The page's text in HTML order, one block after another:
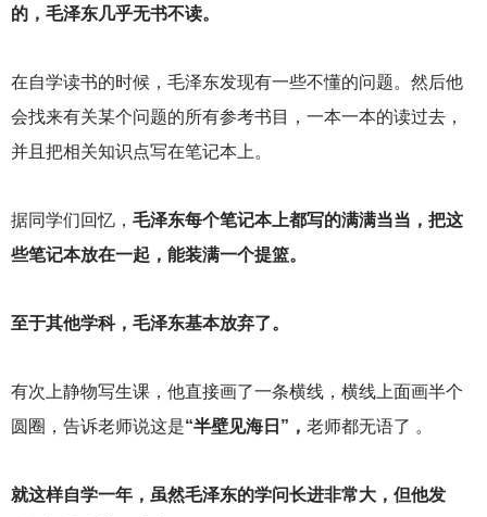
的，毛泽东几乎无书不读。
在自学读书的时候，毛泽东发现有一些不懂的问题。然后他
会找来有关某个问题的所有参考书目，一本一本的读过去，
并且把相关知识点写在笔记本上。
据同学们回忆， 毛泽东每个笔记本上都写的满满当当，把这
些笔记本放在一起，能装满一个提篮。
至于其他学科，毛泽东基本放弃了。
有次上静物写生课，他直接画了一条横线，横线上面画半个
圆圈，告诉老师说这是“半壁见海日”， 老师都无语了 。
就这样自学一年，虽然毛泽东的学问长进非常大，但他发